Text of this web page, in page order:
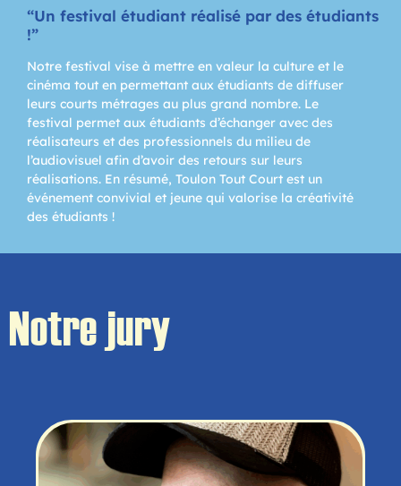
“Un festival étudiant réalisé par des étudiants
!”
Notre festival vise à mettre en valeur la culture et le
cinéma tout en permettant aux étudiants de diffuser
leurs courts métrages au plus grand nombre. Le
festival permet aux étudiants d’échanger avec des
réalisateurs et des professionnels du milieu de
l’audiovisuel afin d’avoir des retours sur leurs
réalisations. En résumé, Toulon Tout Court est un
événement convivial et jeune qui valorise la créativité
des étudiants !
Notre jury